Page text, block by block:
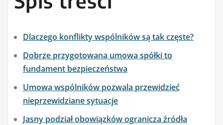
Dlaczego konflikty wspólników są tak częste?
Dobrze przygotowana umowa spółki to
fundament bezpieczeństwa
Umowa wspólników pozwala przewidzieć
nieprzewidziane sytuacje
Jasny podział obowiązków ogranicza źródła